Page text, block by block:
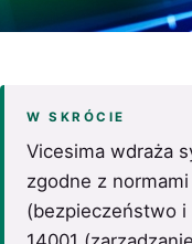
W SKRÓCIE
Vicesima wdraża
zgodne z
(bezpieczeństwo i